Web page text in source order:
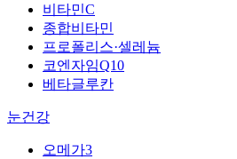
비타민C
종합비타민
프로폴리스·셀레늄
코엔자임Q10
베타글루칸
눈건강
오메가3